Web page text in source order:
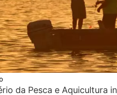
da Pesca e Aquicultura